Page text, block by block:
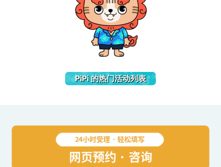
PiPi 的热门活动列表